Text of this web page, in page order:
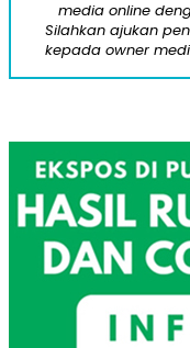
media online
Silahkan ajukan
kepada owner